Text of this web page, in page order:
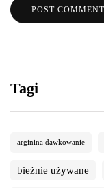
Tagi
arginina dawkowanie
bieżnie używane